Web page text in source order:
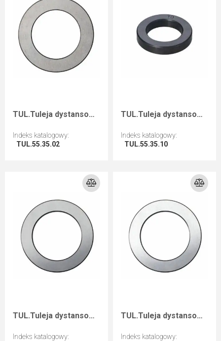
TUL.Tuleja dystansowa D=55 F=35 I=2
Indeks katalogowy:
TUL.55.35.02
TUL.Tuleja dystansowa D=55 F=35 I=10
Indeks katalogowy:
TUL.55.35.10
TUL.Tuleja dystansowa D=60 F=40 I=4
Indeks katalogowy:
TUL.Tuleja dystansowa D=60 F=40 I=6
Indeks katalogowy: